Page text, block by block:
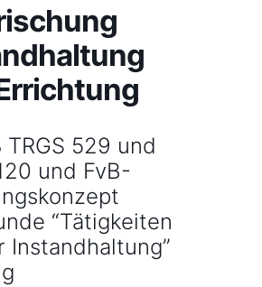
TRGS 529 und
und FvB-
“Tätigkeiten
Instandhaltung”